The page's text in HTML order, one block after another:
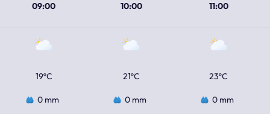
09:00 10:00 11:00
19ºC 21ºC 23ºC
0 mm 0 mm 0 mm